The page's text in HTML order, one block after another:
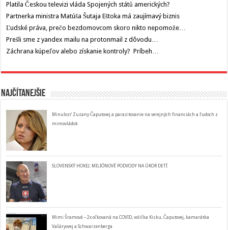
Platila Českou televizi vláda Spojených států amerických?
Partnerka ministra Matúša Šutaja Eštoka má zaujímavý biznis
Ľudské práva, prečo bezdomovcom skoro nikto nepomože…
Prešli sme z yandex mailu na protonmail z dôvodu…
Záchrana kúpeľov alebo získanie kontroly? Príbeh…
Najčítanejšie
Minulosť Zuzany Čaputovej a parazitovanie na verejných financiách a ľudoch z
mimovládok
SLOVENSKÝ HOKEJ: MILIÓNOVÉ PODVODY NA ÚKOR DETÍ
Mimi Šramová – 2x očkovaná na COVID, volička Kisku, Čaputovej, kamarátka
Vašáryovej a Schwarzenberga